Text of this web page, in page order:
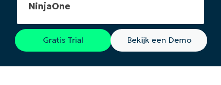
NinjaOne
Gratis Trial Bekijk een Demo